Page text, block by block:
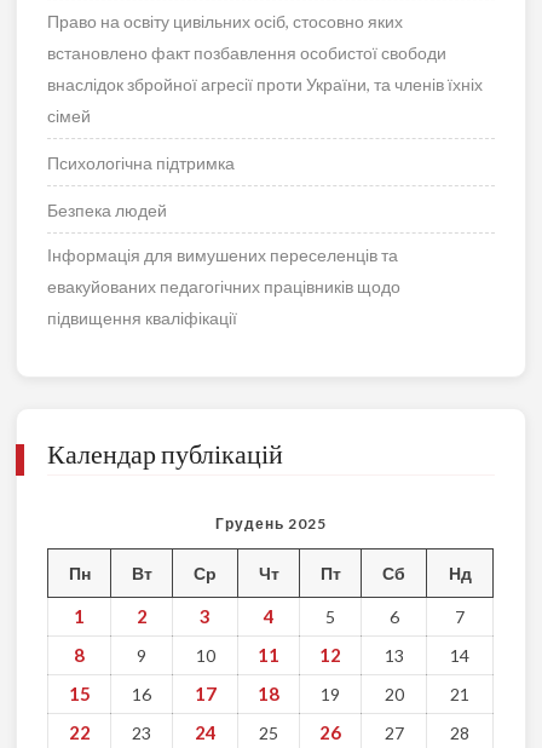
Право на освіту цивільних осіб, стосовно яких
встановлено факт позбавлення особистої свободи
внаслідок збройної агресії проти України, та членів їхніх
сімей
Психологічна підтримка
Безпека людей
Інформація для вимушених переселенців та
евакуйованих педагогічних працівників щодо
підвищення кваліфікації
Календар публікацій
Грудень 2025
Пн Вт Ср Чт Пт Сб Нд
1 2 3 4 5 6 7
8 9 10 11 12 13 14
15 16 17 18 19 20 21
22 23 24 25 26 27 28